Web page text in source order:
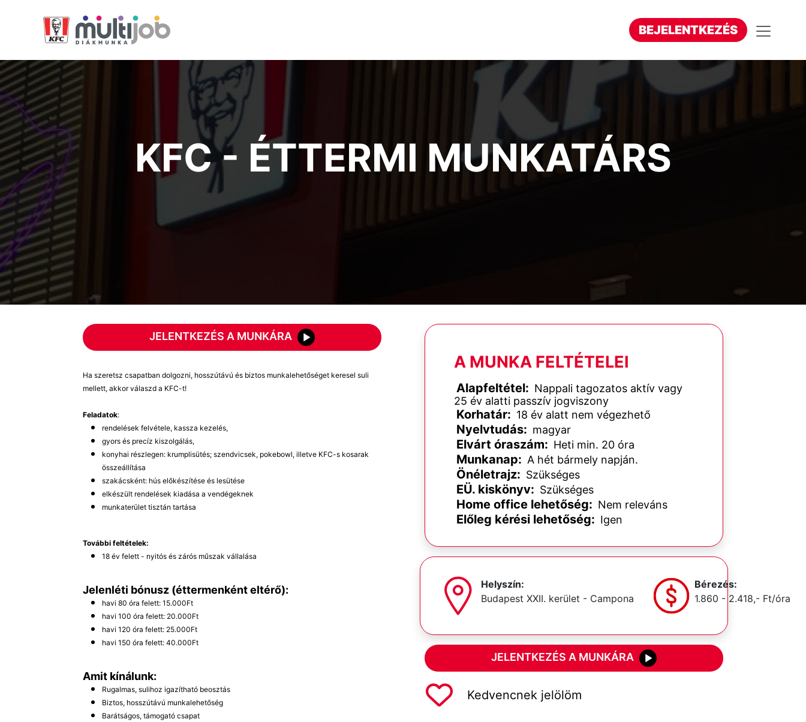
BEJELENTKEZÉS
KFC - ÉTTERMI MUNKATÁRS
JELENTKEZÉS A MUNKÁRA
Ha szeretsz csapatban dolgozni, hosszútávú és biztos munkalehetőséget keresel suli
mellett, akkor válaszd a KFC-t!
Feladatok:
rendelések felvétele, kassza kezelés,
gyors és precíz kiszolgálás,
konyhai részlegen: krumplisütés; szendvicsek, pokebowl, illetve KFC-s kosarak
összeállítása
szakácsként: hús előkészítése és lesütése
elkészült rendelések kiadása a vendégeknek
munkaterület tisztán tartása
További feltételek:
18 év felett - nyitós és zárós műszak vállalása
Jelenléti bónusz (éttermenként eltérő):
havi 80 óra felett: 15.000Ft
havi 100 óra felett: 20.000Ft
havi 120 óra felett: 25.000Ft
havi 150 óra felett: 40.000Ft
Amit kínálunk:
Rugalmas, sulihoz igazítható beosztás
Biztos, hosszútávú munkalehetőség
Barátságos, támogató csapat
A MUNKA FELTÉTELEI
Alapfeltétel: Nappali tagozatos aktív vagy
25 év alatti passzív jogviszony
Korhatár: 18 év alatt nem végezhető
Nyelvtudás: magyar
Elvárt óraszám: Heti min. 20 óra
Munkanap: A hét bármely napján.
Önéletrajz: Szükséges
EÜ. kiskönyv: Szükséges
Home office lehetőség: Nem releváns
Előleg kérési lehetőség: Igen
Helyszín:
Budapest XXII. kerület - Campona
Bérezés:
1.860 - 2.418,- Ft/óra
JELENTKEZÉS A MUNKÁRA
Kedvencnek jelölöm